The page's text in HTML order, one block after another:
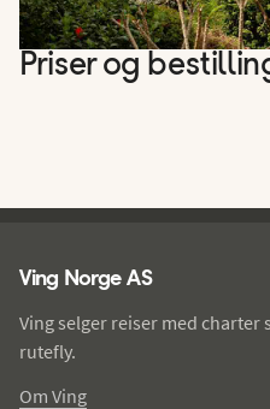
Priser og
Ving Norge AS
Ving selger reiser med
rutefly.
Om Ving